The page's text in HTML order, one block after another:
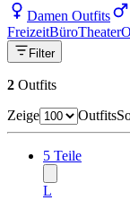
Damen Outfits
FreizeitBüroTheater
Filter
2 Outfits
Zeige
Outfits
5 Teile
L